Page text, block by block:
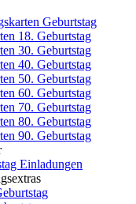
Geburtstag
18. Geburtstag
30. Geburtstag
40. Geburtstag
50. Geburtstag
60. Geburtstag
70. Geburtstag
80. Geburtstag
90. Geburtstag
Einladungen